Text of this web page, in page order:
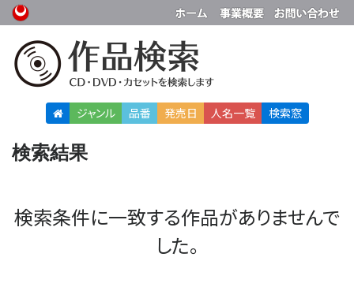
ジャンル 品番 発売日 人名一覧 検索窓
検索結果
検索条件に一致する作品がありませんで
した。